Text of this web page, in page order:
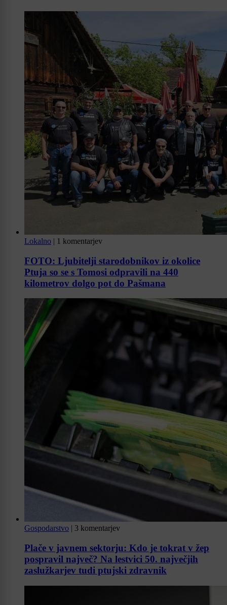
Lokalno | 1 komentarjev
FOTO: Ljubitelji starodobnikov iz okolice
Ptuja so se s Tomosi odpravili na 440
kilometrov dolgo pot do Pašmana
Gospodarstvo | 3 komentarjev
Plače v javnem sektorju: Kdo je tokrat v žep
pospravil največ? Na lestvici 50. največjih
zaslužkarjev tudi ptujski zdravnik